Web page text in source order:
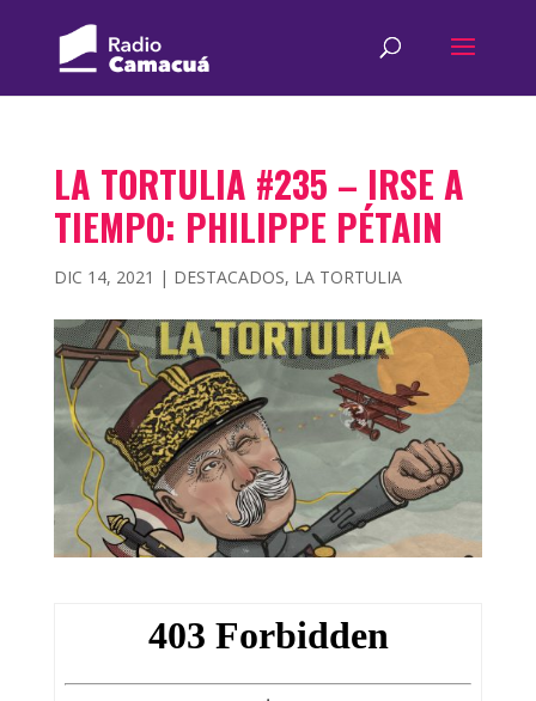
LA TORTULIA #235 – IRSE A
TIEMPO: PHILIPPE PÉTAIN
DIC 14, 2021 | DESTACADOS, LA TORTULIA